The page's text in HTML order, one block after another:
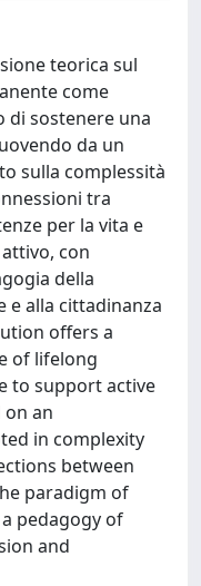
teorica sul
come
di sostenere una
da un
sulla complessità
tra
per la vita e
con
della
e alla cittadinanza
offers a
of lifelong
to support active
on an
in complexity
between
paradigm of
pedagogy of
and